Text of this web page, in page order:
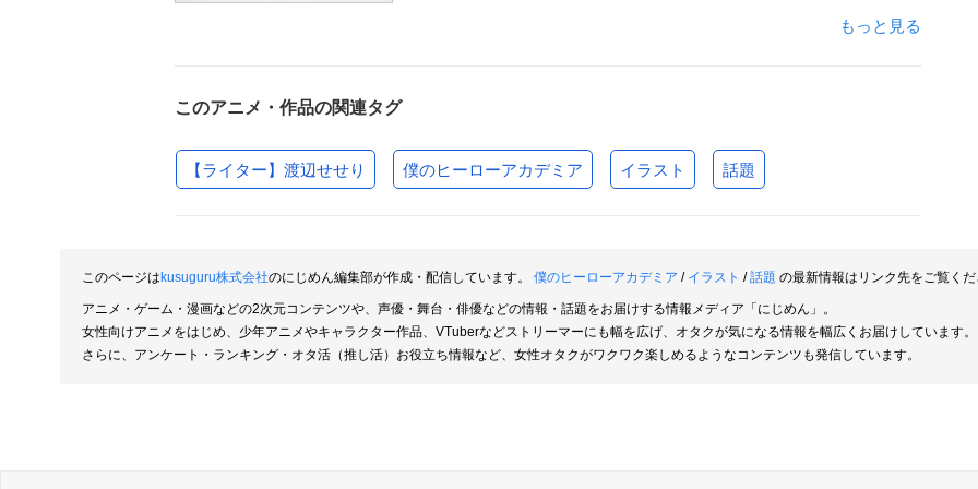
もっと見る
このアニメ・作品の関連タグ
【ライター】渡辺せせり 僕のヒーローアカデミア イラスト 話題
このページは kusuguru株式会社のにじめん編集部が作成・配信しています。 僕のヒーローアカデミア / イラスト /話題 の最新情報はリンク先をご覧く
アニメ・ゲーム・漫画などの2次元コンテンツや、声優・舞台・俳優などの情報・話題をお届けする情報メディア「にじめん」。
女性向けアニメをはじめ、少年アニメやキャラクター作品、VTuberなどストリーマーにも幅を広げ、オタクが気になる情報を幅広くお届けしています。
さらに、アンケート・ランキング・オタ活（推し活）お役立ち情報など、女性オタクがワクワク楽しめるようなコンテンツも発信しています。